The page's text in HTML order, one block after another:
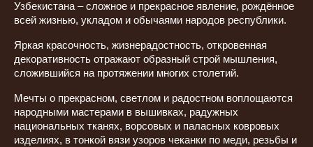
Узбекистана – сложное и прекрасное явление, рождённое
всей жизнью, укладом и обычаями народов республики.
Яркая красочность, жизнерадостность, откровенная
декоративность отражают образный строй мышления,
сложившийся на протяжении многих столетий.
Мечты о прекрасном, светлом и радостном воплощаются
народными мастерами в вышивках, радужных
национальных тканях, ворсовых и паласных ковровых
изделиях, в тонкой вязи узоров чеканки по меди, резьбы и